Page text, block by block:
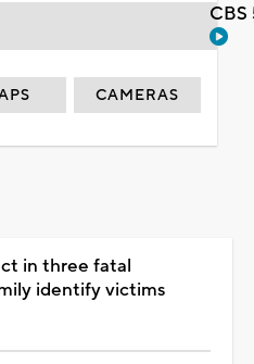
CAMERAS
in three fatal
identify victims